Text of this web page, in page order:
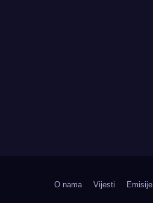
O nama Vijesti Emisije